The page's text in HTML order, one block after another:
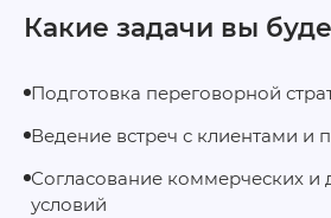
Какие задачи вы
Подготовка переговорной
Ведение встреч с клиентами и
Согласование коммерческих и
условий